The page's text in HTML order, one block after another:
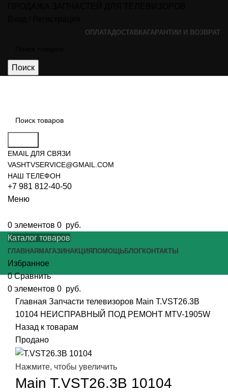
ОПЛАТАДОСТАВКА ГАРАНТИИ И ВОЗВРАТ
Поиск
EMAIL ДЛЯ СВЯЗИ
VASHTVSERVICE@GMAIL.COM
НАШ ТЕЛЕФОН
+7 981 812-40-50
Меню
0 элементов 0 руб.
Каталог товаров
ГЛАВНАЯ МАГАЗИНАКЦИЯ ПОМОЩЬ БЛОГ КОНТАКТЫ
Избранное
0 Сравнить
0 элементов 0 руб.
Главная Запчасти телевизоров Main T.VST26.3B
10104 НЕИСПРАВНЫЙ ПОД РЕМОНТ MTV-1905W
Назад к товарам
Продано
Нажмите, чтобы увеличить
Main T.VST26.3B 10104